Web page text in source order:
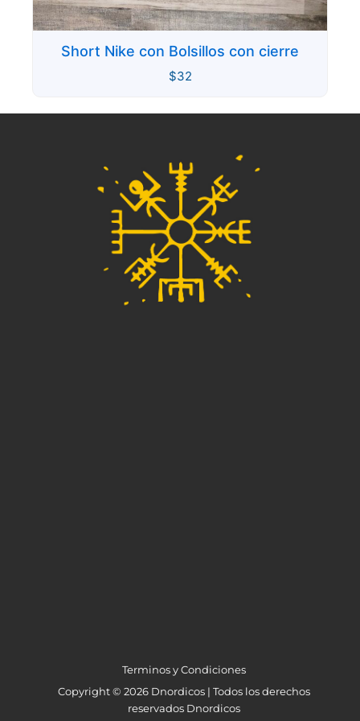
Short Nike con Bolsillos con cierre
$32
Terminos y Condiciones
Copyright © 2026 Dnordicos | Todos los derechos
reservados Dnordicos